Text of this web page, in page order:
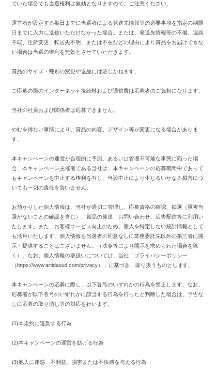
ていた場合でも当選権利は無効となりますので、ご注意ください。
運営者が設定する期日までに当選者による発送先情報等の必要事項を指定の期限
日までに入力し送信いただけなかった場合。または、発送先情報等の不備、連絡
不能、住所変更、転居先不明、または不在などの理由により賞品をお届けできな
い場合は当選の権利を無効とさせていただきます。
賞品のサイズ・種別の変更や返品には応じかねます。
ご応募の際のインターネット接続料および通信費は応募者のご負担になります。
当社の社員および関係者は応募できません。
やむを得ない事情により、賞品の内容、デザイン等が変更になる場合がありま
す。
本キャンペーンの運営が合理的に予測、あるいは管理不可能な事態に陥った場
合、本キャンペーン主催者である当社は、本キャンペーンの応募期間中であって
もキャンペーンを中止する権利を有し、当該中止により生じるいかなる損害につ
いても一切の責任を負いません。
お預かりした個人情報は、当社が適切に管理し、応募資格の確認、抽選（重複当
選がないことの確認を含む）、賞品の発送、お問い合わせ、広告配信等に利用い
たします。また、お客様サービス向上のため、個人を特定しない統計情報として
も活用いたします。個人情報を当選者の同意なしに業務委託先以外の第三者に開
示・提供することはございません。（法令等により開示を求められた場合を除
く）。なお、個人情報の取扱いについては、当社「プライバシーポリシー
（https://www.artidaoud.com/privacy）」に基づき、取り扱うものとします。
本キャンペーンの応募に際し、以下各号のいずれかの行為を禁止します。なお、
応募者が以下各号のいずれかに該当する行為を行ったと判断した場合は、予告な
しに応募の取り消し等の対応を行います。
(1)本規約に違反する行為
(2)本キャンペーンの運営を妨げる行為
(3)他人に迷惑、不利益、損害または不快感を与える行為